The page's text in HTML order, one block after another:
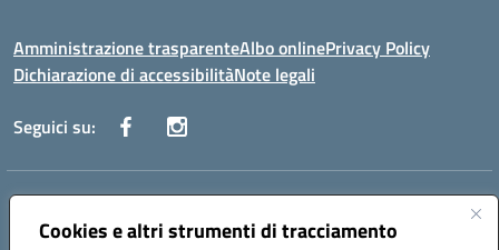
Cookies e altri strumenti di tracciamento
Amministrazione trasparenteAlbo onlinePrivacy Policy
Dichiarazione di accessibilitàNote legali
Seguici su:
Indirizzo:
Centralino:+39 080 2446680 Email:baic882008@istruzione.it